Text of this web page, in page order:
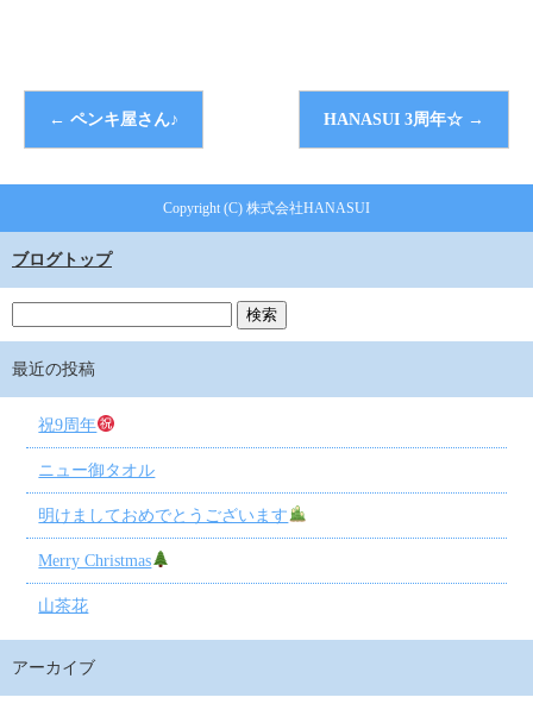
← ペンキ屋さん♪ HANASUI 3周年☆ →
Copyright (C) 株式会社HANASUI
ブログトップ
最近の投稿
祝9周年
ニュー御タオル
明けましておめでとうございます
Merry Christmas
山茶花
アーカイブ